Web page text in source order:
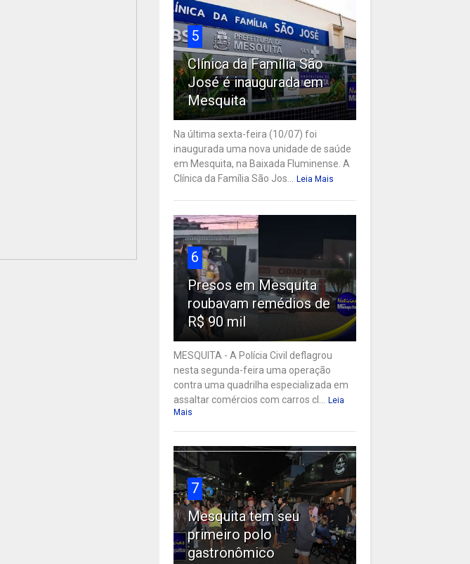
5
Clínica da Família São
José é inaugurada em
Mesquita
Na última sexta-feira (10/07) foi
inaugurada uma nova unidade de saúde
em Mesquita, na Baixada Fluminense. A
Clínica da Família São Jos... Leia Mais
6
Presos em Mesquita
roubavam remédios de
R$ 90 mil
MESQUITA - A Polícia Civil deflagrou
nesta segunda-feira uma operação
contra uma quadrilha especializada em
assaltar comércios com carros cl... Leia
Mais
7
Mesquita tem seu
primeiro polo
gastronômico